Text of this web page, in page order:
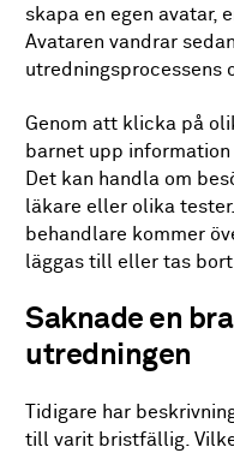
skapa en egen avatar,
Avataren vandrar
utredningsprocessens
Genom att klicka på
barnet upp
Det kan handla om
läkare eller olika
behandlare kommer
läggas till eller tas
Saknade en
utredningen
Tidigare har
till varit bristfällig.